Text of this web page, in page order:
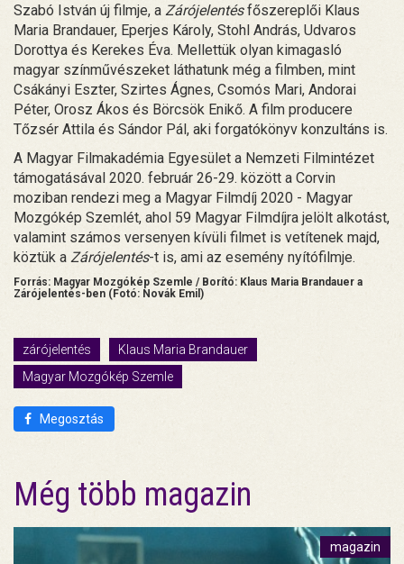
Szabó István új filmje, a Zárójelentésfőszereplői Klaus
Maria Brandauer, Eperjes Károly, Stohl András, Udvaros
Dorottya és Kerekes Éva. Mellettük olyan kimagasló
magyar színművészeket láthatunk még a filmben, mint
Csákányi Eszter, Szirtes Ágnes, Csomós Mari, Andorai
Péter, Orosz Ákos és Börcsök Enikő. A film producere
Tőzsér Attila és Sándor Pál, aki forgatókönyv konzultáns is.
A Magyar Filmakadémia Egyesület a Nemzeti Filmintézet
támogatásával 2020. február 26-29. között a Corvin
moziban rendezi meg a Magyar Filmdíj 2020 - Magyar
Mozgókép Szemlét, ahol 59 Magyar Filmdíjra jelölt alkotást,
valamint számos versenyen kívüli filmet is vetítenek majd,
köztük a Zárójelentés-t is, ami az esemény nyítófilmje.
Forrás: Magyar Mozgókép Szemle / Borító: Klaus Maria Brandauer a
Zárójelentés-ben (Fotó: Novák Emil)
zárójelentés
Klaus Maria Brandauer
Magyar Mozgókép Szemle
Megosztás
Még több magazin
magazin